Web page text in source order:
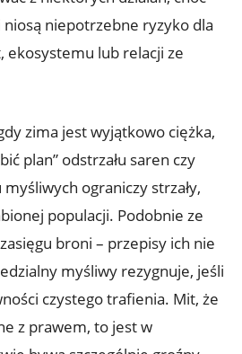
niosą niepotrzebne ryzyko dla
ekosystemu lub relacji ze
zima jest wyjątkowo ciężka,
plan” odstrzału saren czy
ograniczy strzały,
populacji. Podobnie ze
broni – przepisy ich nie
myśliwy rezygnuje, jeśli
czystego trafienia. Mit, że
z prawem, to jest w